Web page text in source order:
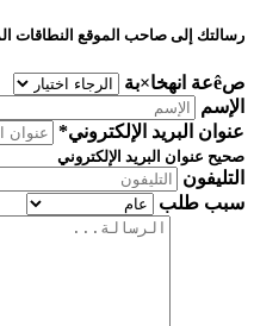
رسالتك إلى صاحب الموقع النطاقات
صêعة انهخا×بة
الإسم
عنوان البريد الإلكتروني*
صحيح عنوان البريد الإلكتروني
التليفون
سبب طلب